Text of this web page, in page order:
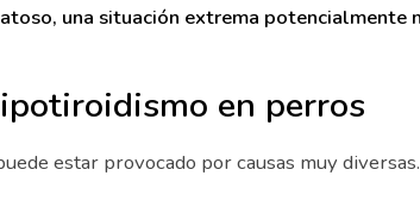
una situación extrema potencialmente
en perros
estar provocado por causas muy